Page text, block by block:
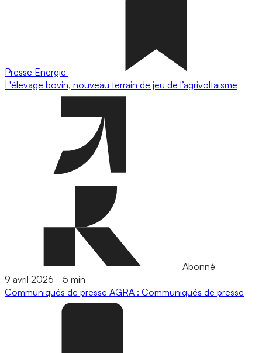
Presse Energie
L'élevage bovin, nouveau terrain de jeu de l’agrivoltaïsme
Abonné
9 avril 2026 - 5 min
Communiqués de presse AGRA : Communiqués de presse